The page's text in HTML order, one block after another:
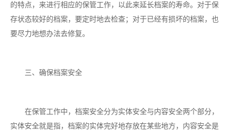
的特点，来进行相应的保管工作，以此来延长档案的寿命。对于保
存状态较好的档案，要定时地去检查；对于已经有损坏的档案，也
要尽力地想办法去修复。
三、确保档案安全
在保管工作中，档案安全分为实体安全与内容安全两个部分，
实体安全就是指，档案的实体完好地存放在某些地方，内容安全是